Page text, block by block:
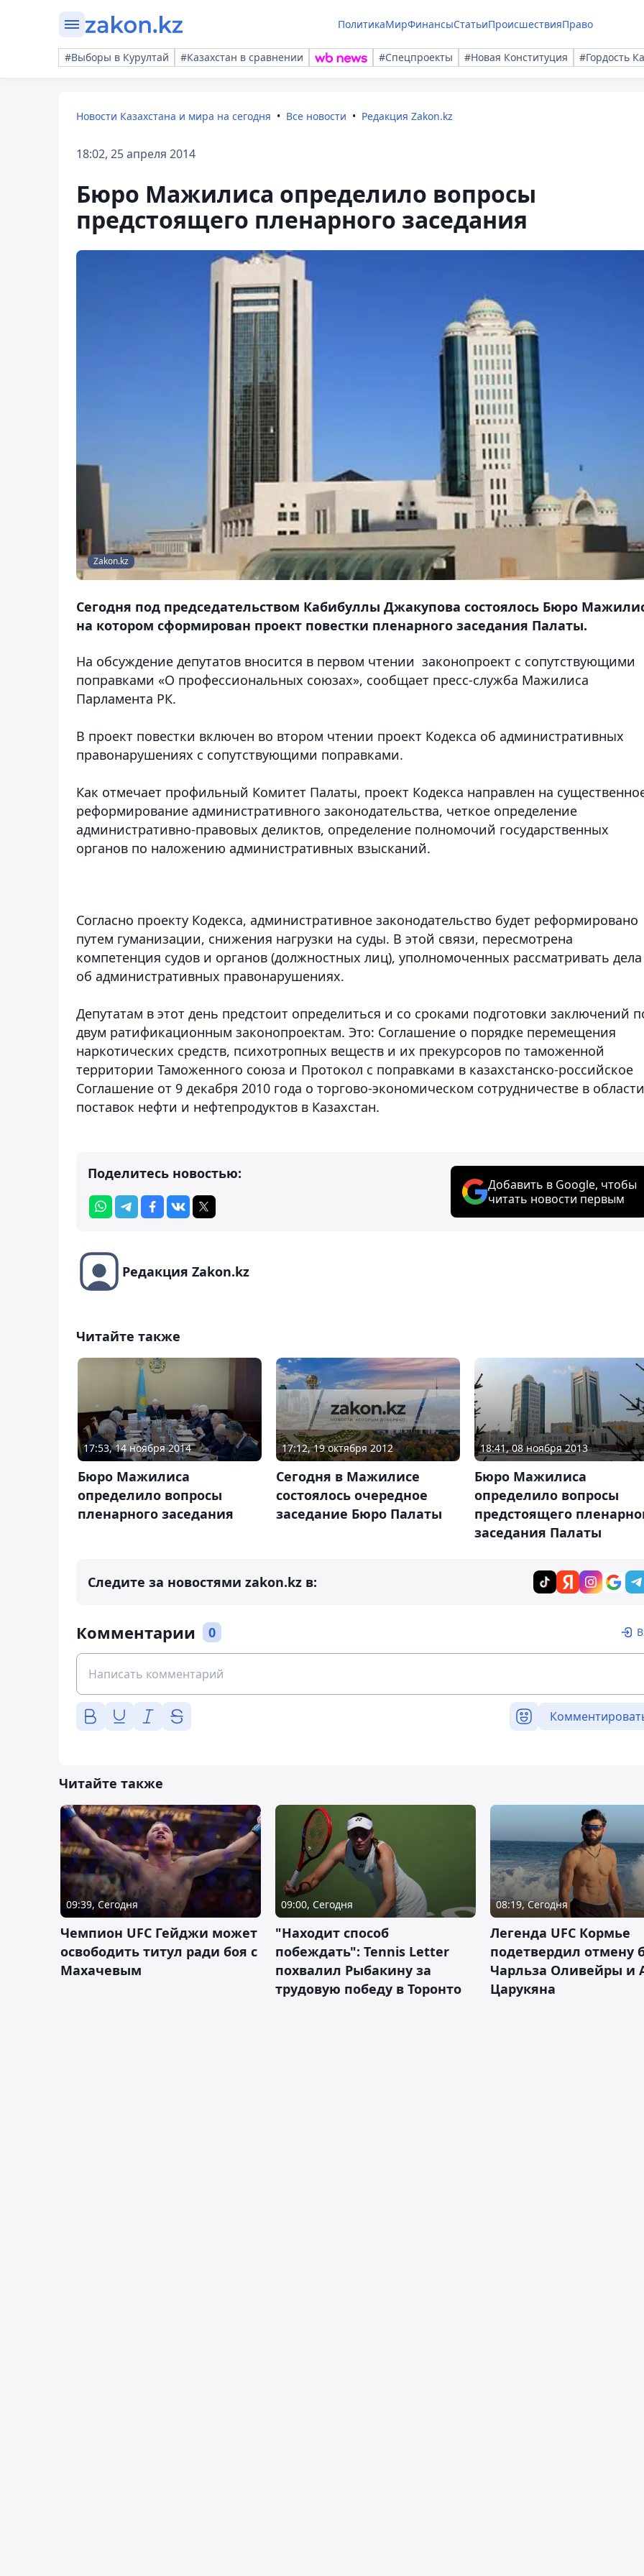
ПолитикаМирФинансыСтатьиПроисшествияПраво
#Выборы в Курултай #Казахстан в сравнении #Спецпроекты #Новая Конституция #Гордость
Новости Казахстана и мира на сегодня Все новости Редакция Zakon.kz
18:02, 25 апреля 2014
Бюро Мажилиса определило вопросы
предстоящего пленарного заседания
Zakon.kz
Сегодня под председательством Кабибуллы Джакупова состоялось Бюро
на котором сформирован проект повестки пленарного заседания Палаты.
На обсуждение депутатов вносится в первом чтении законопроект с сопутствующими
поправками «О профессиональных союзах», сообщает пресс-служба Мажилиса
Парламента РК.
В проект повестки включен во втором чтении проект Кодекса об административных
правонарушениях с сопутствующими поправками.
Как отмечает профильный Комитет Палаты, проект Кодекса направлен на
реформирование административного законодательства, четкое определение
административно-правовых деликтов, определение полномочий государственных
органов по наложению административных взысканий.
Согласно проекту Кодекса, административное законодательство будет реформировано
путем гуманизации, снижения нагрузки на суды. В этой связи, пересмотрена
компетенция судов и органов (должностных лиц), уполномоченных рассматривать дела
об административных правонарушениях.
Депутатам в этот день предстоит определиться и со сроками подготовки заключений
двум ратификационным законопроектам. Это: Соглашение о порядке перемещения
наркотических средств, психотропных веществ и их прекурсоров по таможенной
территории Таможенного союза и Протокол с поправками в казахстанско-российское
Соглашение от 9 декабря 2010 года о торгово-экономическом сотрудничестве в области
поставок нефти и нефтепродуктов в Казахстан.
Поделитесь новостью:
Добавить в Google, чтобы
читать новости первым
Редакция Zakon.kz
Читайте также
17:53, 14 ноября 2014
Бюро Мажилиса
определило вопросы
пленарного заседания
17:12, 19 октября 2012
Сегодня в Мажилисе
состоялось очередное
заседание Бюро Палаты
18:41, 08 ноября 2013
Бюро Мажилиса
определило вопросы
предстоящего
заседания Палаты
Следите за новостями zakon.kz в:
Комментарии 0
Читайте также
09:39, Сегодня
Чемпион UFC Гейджи может
освободить титул ради боя с
Махачевым
09:00, Сегодня
"Находит способ
побеждать": Tennis Letter
похвалил Рыбакину за
трудовую победу в Торонто
08:19, Сегодня
Легенда UFC Кормье
подетвердил отмену
Чарльза Оливейры и
Царукяна